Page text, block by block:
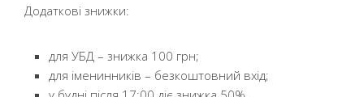
Додаткові знижки:
для УБД – знижка 100 грн;
для іменинників – безкоштовний вхід;